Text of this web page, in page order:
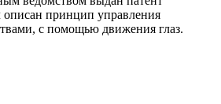
принцип управления
с помощью движения глаз.